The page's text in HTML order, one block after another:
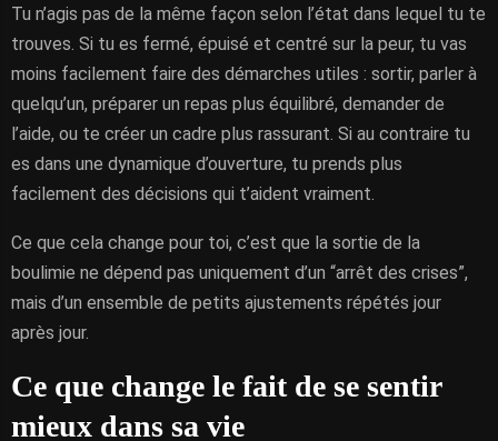
Tu n’agis pas de la même façon selon l’état dans lequel tu te
trouves. Si tu es fermé, épuisé et centré sur la peur, tu vas
moins facilement faire des démarches utiles : sortir, parler à
quelqu’un, préparer un repas plus équilibré, demander de
l’aide, ou te créer un cadre plus rassurant. Si au contraire tu
es dans une dynamique d’ouverture, tu prends plus
facilement des décisions qui t’aident vraiment.
Ce que cela change pour toi, c’est que la sortie de la
boulimie ne dépend pas uniquement d’un “arrêt des crises”,
mais d’un ensemble de petits ajustements répétés jour
après jour.
Ce que change le fait de se sentir
mieux dans sa vie